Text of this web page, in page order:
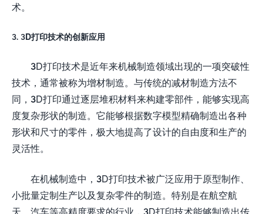
术。
3. 3D打印技术的创新应用
3D打印技术是近年来机械制造领域出现的一项突破性
技术，通常被称为增材制造。与传统的减材制造方法不
同，3D打印通过逐层堆积材料来构建零部件，能够实现高
度复杂形状的制造。它能够根据数字模型精确制造出各种
形状和尺寸的零件，极大地提高了设计的自由度和生产的
灵活性。
在机械制造中，3D打印技术被广泛应用于原型制作、
小批量定制生产以及复杂零件的制造。特别是在航空航
天、汽车等高精度要求的行业，3D打印技术能够制造出传